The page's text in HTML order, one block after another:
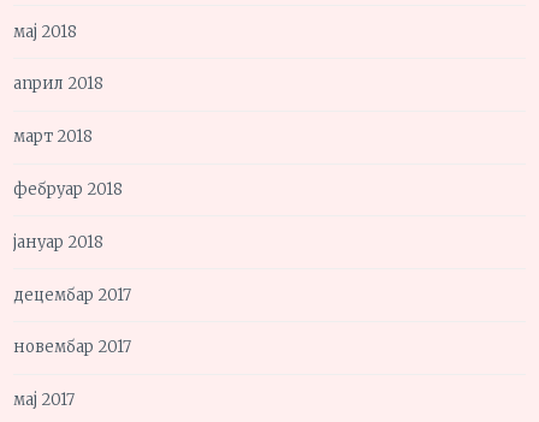
мај 2018
април 2018
март 2018
фебруар 2018
јануар 2018
децембар 2017
новембар 2017
мај 2017